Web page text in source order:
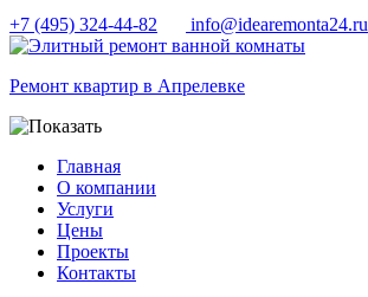
+7 (495) 324-44-82 info@idearemonta24.ru
Ремонт квартир в Апрелевке
Главная
О компании
Услуги
Цены
Проекты
Контакты